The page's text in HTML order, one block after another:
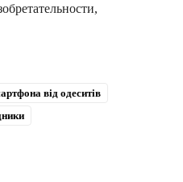
від одеситів